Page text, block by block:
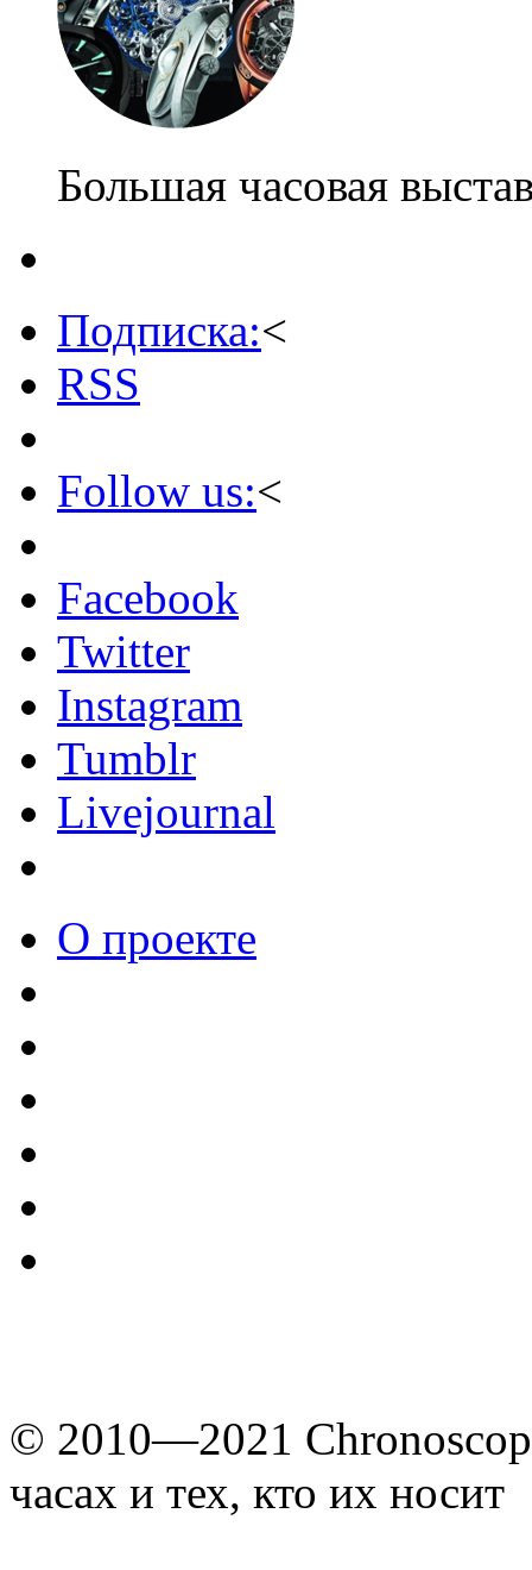
Большая часовая
Подписка:<
RSS
Follow us:<
Facebook
Twitter
Instagram
Tumblr
Livejournal
О проекте
© 2010—2021
часах и тех, кто их носит